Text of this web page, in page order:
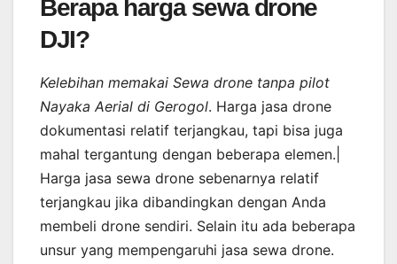
Berapa harga sewa drone
DJI?
Kelebihan memakai Sewa drone tanpa pilot
Nayaka Aerial di Gerogol. Harga jasa drone
dokumentasi relatif terjangkau, tapi bisa juga
mahal tergantung dengan beberapa elemen.|
Harga jasa sewa drone sebenarnya relatif
terjangkau jika dibandingkan dengan Anda
membeli drone sendiri. Selain itu ada beberapa
unsur yang mempengaruhi jasa sewa drone.